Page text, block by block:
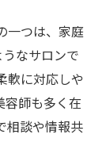
一つは、家庭
なサロンで
軟に対応しや
容師も多く在
相談や情報共